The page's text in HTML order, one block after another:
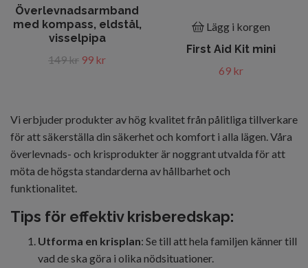
Överlevnadsarmband
med kompass, eldstål,
visselpipa
149 kr 99 kr
Lägg i korgen
First Aid Kit mini
69 kr
Vi erbjuder produkter av hög kvalitet från pålitliga tillverkare
för att säkerställa din säkerhet och komfort i alla lägen. Våra
överlevnads- och krisprodukter är noggrant utvalda för att
möta de högsta standarderna av hållbarhet och
funktionalitet.
Tips för effektiv krisberedskap:
Utforma en krisplan: Se till att hela familjen känner till
vad de ska göra i olika nödsituationer.